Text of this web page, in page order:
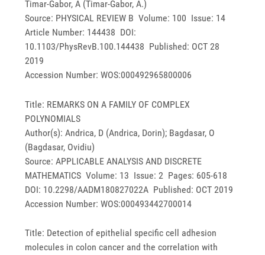
Timar-Gabor, A (Timar-Gabor, A.)
Source: PHYSICAL REVIEW B Volume: 100 Issue: 14
Article Number: 144438 DOI:
10.1103/PhysRevB.100.144438 Published: OCT 28
2019
Accession Number: WOS:000492965800006
Title: REMARKS ON A FAMILY OF COMPLEX
POLYNOMIALS
Author(s): Andrica, D (Andrica, Dorin); Bagdasar, O
(Bagdasar, Ovidiu)
Source: APPLICABLE ANALYSIS AND DISCRETE
MATHEMATICS Volume: 13 Issue: 2 Pages: 605-618
DOI: 10.2298/AADM180827022A Published: OCT 2019
Accession Number: WOS:000493442700014
Title: Detection of epithelial specific cell adhesion
molecules in colon cancer and the correlation with